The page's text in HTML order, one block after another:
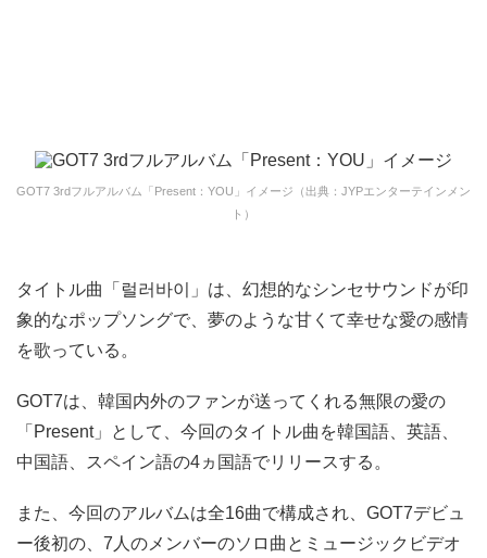
GOT7 3rdフルアルバム「Present：YOU」イメージ（出典：JYPエンターテインメン
ト）
タイトル曲「럴러바이」は、幻想的なシンセサウンドが印
象的なポップソングで、夢のような甘くて幸せな愛の感情
を歌っている。
GOT7は、韓国内外のファンが送ってくれる無限の愛の
「Present」として、今回のタイトル曲を韓国語、英語、
中国語、スペイン語の4ヵ国語でリリースする。
また、今回のアルバムは全16曲で構成され、GOT7デビュ
ー後初の、7人のメンバーのソロ曲とミュージックビデオ